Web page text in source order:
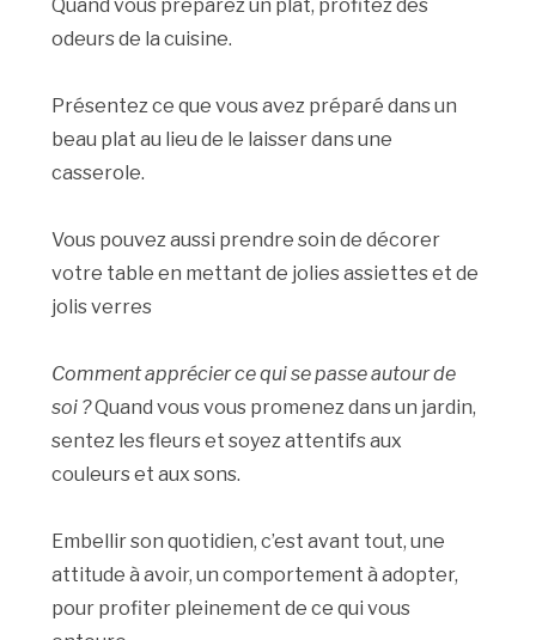
Quand vous préparez un plat, profitez des
odeurs de la cuisine.
Présentez ce que vous avez préparé dans un
beau plat au lieu de le laisser dans une
casserole.
Vous pouvez aussi prendre soin de décorer
votre table en mettant de jolies assiettes et de
jolis verres
Comment apprécier ce qui se passe autour de
soi ?Quand vous vous promenez dans un jardin,
sentez les fleurs et soyez attentifs aux
couleurs et aux sons.
Embellir son quotidien, c’est avant tout, une
attitude à avoir, un comportement à adopter,
pour profiter pleinement de ce qui vous